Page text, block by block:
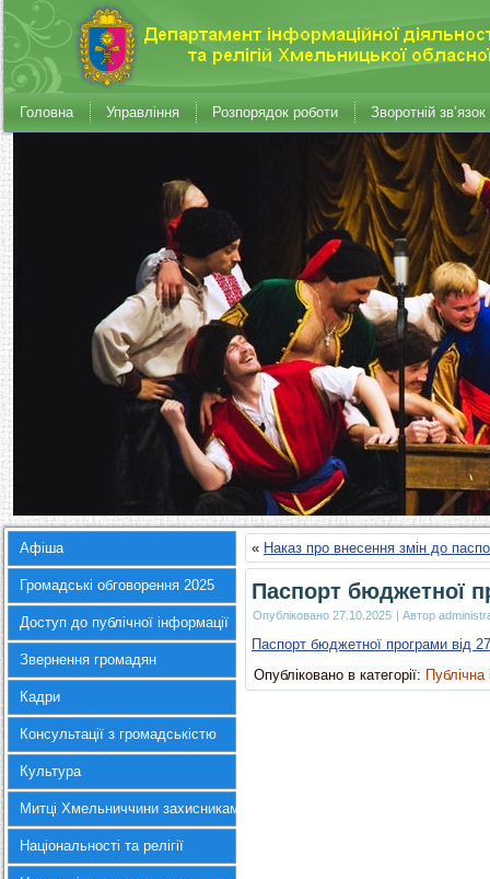
Головна Управління Розпорядок роботи Зворотній зв’язок
Афіша
Громадські обговорення 2025
Доступ до публічної інформації
Звернення громадян
Кадри
Консультації з громадськістю
Культура
Митці Хмельниччини захисникам України
Національності та релігії
« Наказ про внесення змін до
Паспорт бюджетної
Опубліковано 27.10.2025 | Автор
Паспорт бюджетної програми від
Опубліковано в категорії: Публічна